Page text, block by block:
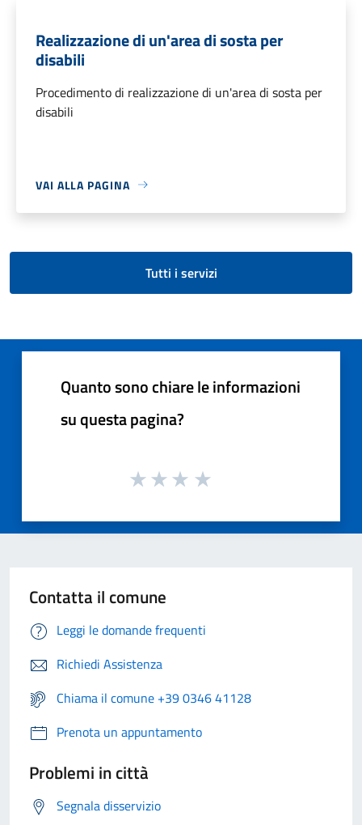
Realizzazione di un'area di sosta per
disabili
Procedimento di realizzazione di un'area di sosta per
disabili
VAI ALLA PAGINA
Tutti i servizi
Quanto sono chiare le informazioni
su questa pagina?
Contatta il comune
Leggi le domande frequenti
Richiedi Assistenza
Chiama il comune +39 0346 41128
Prenota un appuntamento
Problemi in città
Segnala disservizio